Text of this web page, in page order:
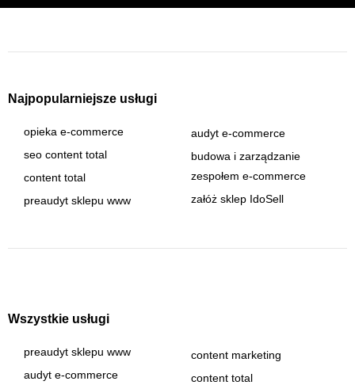
Najpopularniejsze usługi
opieka e-commerce
seo content total
content total
preaudyt sklepu www
audyt e-commerce
budowa i zarządzanie
zespołem e-commerce
załóż sklep IdoSell
Wszystkie usługi
preaudyt sklepu www
audyt e-commerce
content marketing
content total